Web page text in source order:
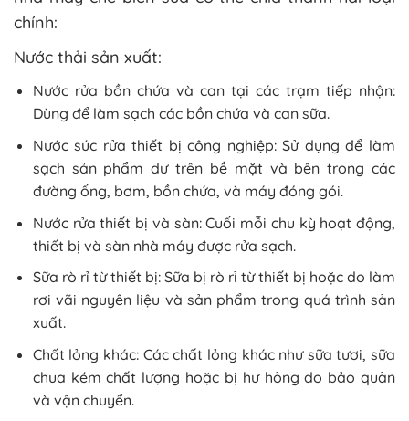
chính:
Nước thải sản xuất:
Nước rửa bồn chứa và can tại các trạm tiếp nhận:
Dùng để làm sạch các bồn chứa và can sữa.
Nước súc rửa thiết bị công nghiệp: Sử dụng để làm
sạch sản phẩm dư trên bề mặt và bên trong các
đường ống, bơm, bồn chứa, và máy đóng gói.
Nước rửa thiết bị và sàn: Cuối mỗi chu kỳ hoạt động,
thiết bị và sàn nhà máy được rửa sạch.
Sữa rò rỉ từ thiết bị: Sữa bị rò rỉ từ thiết bị hoặc do làm
rơi vãi nguyên liệu và sản phẩm trong quá trình sản
xuất.
Chất lỏng khác: Các chất lỏng khác như sữa tươi, sữa
chua kém chất lượng hoặc bị hư hỏng do bảo quản
và vận chuyển.